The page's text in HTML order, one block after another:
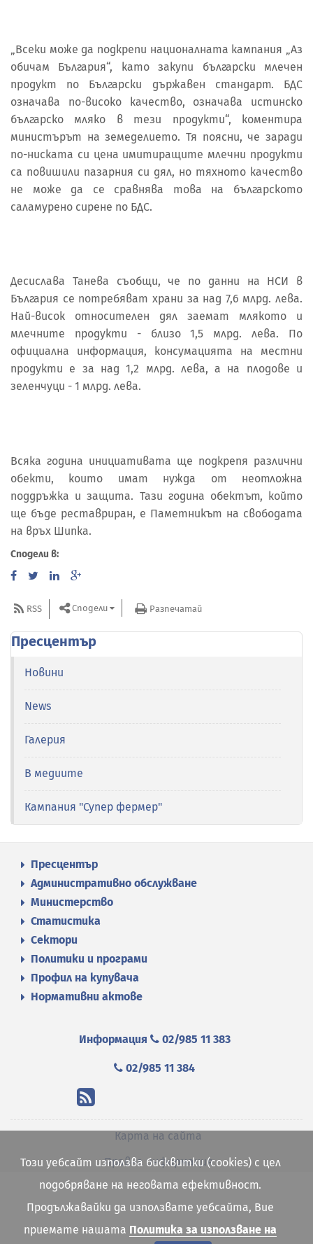
„Всеки може да подкрепи националната кампания „Аз
обичам България“, като закупи български млечен
продукт по Български държавен стандарт. БДС
означава по-високо качество, означава истинско
българско мляко в тези продукти“, коментира
министърът на земеделието. Тя поясни, че заради
по-ниската си цена имитиращите млечни продукти
са повишили пазарния си дял, но тяхното качество
не може да се сравнява това на българското
саламурено сирене по БДС.
Десислава Танева съобщи, че по данни на НСИ в
България се потребяват храни за над 7,6 млрд. лева.
Най-висок относителен дял заемат млякото и
млечните продукти - близо 1,5 млрд. лева. По
официална информация, консумацията на местни
продукти е за над 1,2 млрд. лева, а на плодове и
зеленчуци - 1 млрд. лева.
Всяка година инициативата ще подкрепя различни
обекти, които имат нужда от неотложна
поддръжка и защита. Тази година обектът, който
ще бъде реставриран, е Паметникът на свободата
на връх Шипка.
Сподели в:
RSS Сподели Разпечатай
Пресцентър
Новини
News
Галерия
В медиите
Кампания "Супер фермер"
Пресцентър
Административно обслужване
Министерство
Статистика
Сектори
Политики и програми
Профил на купувача
Нормативни актове
Информация 02/985 11 383
02/985 11 384
Карта на сайта
Правна информация
Този уебсайт използва бисквитки (cookies) с цел
подобряване на неговата ефективност.
Продължавайки да използвате уебсайта, Вие
приемате нашата Политика за използване на